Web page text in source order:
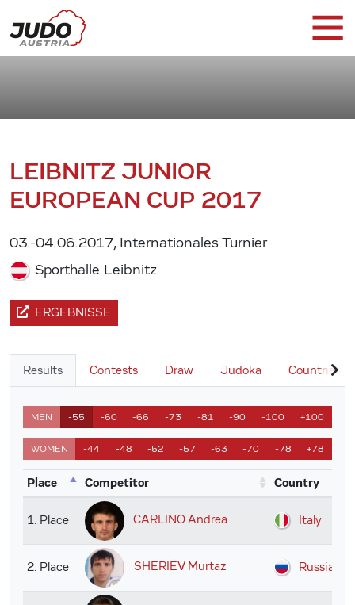
LEIBNITZ JUNIOR
EUROPEAN CUP 2017
03.-04.06.2017, Internationales Turnier
Sporthalle Leibnitz
ERGEBNISSE
Results Contests Draw Judoka Countries
MEN -55 -60 -66 -73 -81 -90 -100 +100
WOMEN -44 -48 -52 -57 -63 -70 -78 +78
Place Competitor Country
1. Place CARLINO Andrea Italy
2. Place SHERIEV Murtaz Russian